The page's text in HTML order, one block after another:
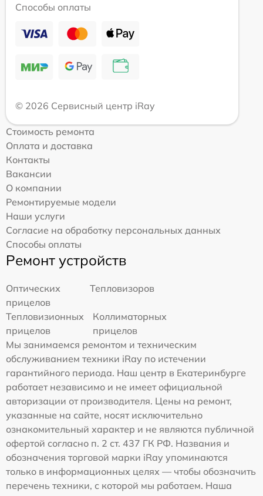
Способы оплаты
© 2026 Сервисный центр iRay
Стоимость ремонта
Оплата и доставка
Контакты
Вакансии
О компании
Ремонтируемые модели
Наши услуги
Согласие на обработку персональных данных
Способы оплаты
Ремонт устройств
Оптических
прицелов
Тепловизоров
Тепловизионных
прицелов
Коллиматорных
прицелов
Мы занимаемся ремонтом и техническим
обслуживанием техники iRay по истечении
гарантийного периода. Наш центр в Екатеринбурге
работает независимо и не имеет официальной
авторизации от производителя. Цены на ремонт,
указанные на сайте, носят исключительно
ознакомительный характер и не являются публичной
офертой согласно п. 2 ст. 437 ГК РФ. Названия и
обозначения торговой марки iRay упоминаются
только в информационных целях — чтобы обозначить
перечень техники, с которой мы работаем. Наша